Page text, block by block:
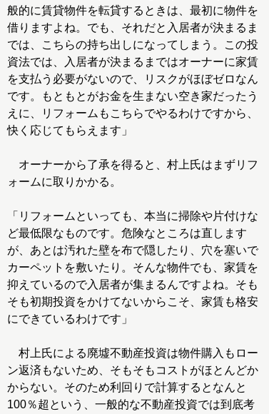
般的に賃貸物件を転貸するときは、最初に物件を
借りますよね。でも、それだと入居者が決まるま
では、こちらの持ち出しになってしまう。この投
資法では、入居者が決まるまではオーナーに家賃
を支払う必要がないので、リスクがほぼゼロなん
です。もともとがお金を生まない空き家だったう
えに、リフォームもこちらでやるわけですから、
快く応じてもらえます」
オーナーから了承を得ると、村上氏はまずリフ
ォームに取りかかる。
「リフォームといっても、本当に掃除や片付けな
ど最低限なものです。危険なところは直します
が、あとは汚れた壁を布で隠したり、穴を塞いで
カーペットを敷いたり。そんな物件でも、家賃を
抑えているので入居者が集まるんですよね。そも
そも初期投資をかけてないからこそ、家賃も格安
にできているわけです」
村上氏による廃墟不動産投資は物件購入もロー
ン返済もないため、そもそもコストがほとんどか
からない。そのため利回りで計算するとなんと
100％超という、一般的な不動産投資では到底考